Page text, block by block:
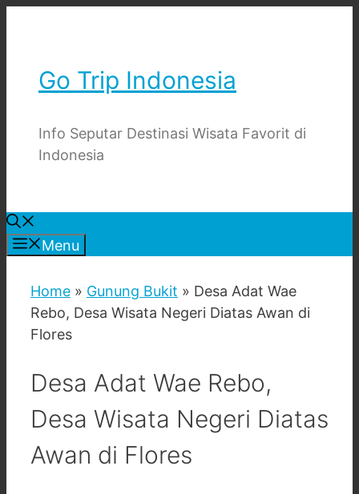
Go Trip Indonesia
Info Seputar Destinasi Wisata Favorit di
Indonesia
Menu
Home » Gunung Bukit » Desa Adat Wae
Rebo, Desa Wisata Negeri Diatas Awan di
Flores
Desa Adat Wae Rebo,
Desa Wisata Negeri Diatas
Awan di Flores